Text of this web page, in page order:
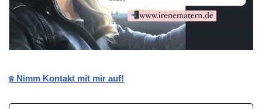
☎️ Nimm Kontakt mit mir auf!